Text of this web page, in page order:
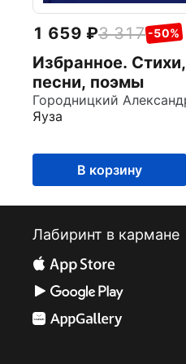
1 659 3 317 -50%
Избранное. Стихи,
песни, поэмы
Яуза
В корзину
Лабиринт в кармане